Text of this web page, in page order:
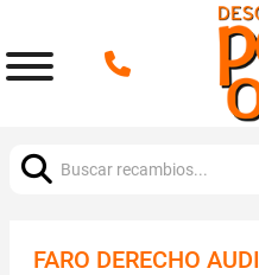
FARO DERECHO